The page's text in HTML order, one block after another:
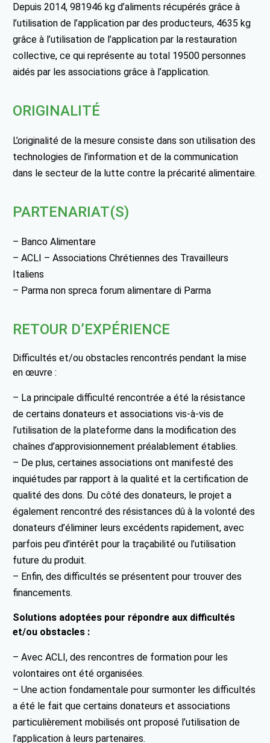
Depuis 2014, 981946 kg d’aliments récupérés grâce à
l’utilisation de l’application par des producteurs, 4635 kg
grâce à l’utilisation de l’application par la restauration
collective, ce qui représente au total 19500 personnes
aidés par les associations grâce à l’application.
ORIGINALITÉ
L’originalité de la mesure consiste dans son utilisation des
technologies de l’information et de la communication
dans le secteur de la lutte contre la précarité alimentaire.
PARTENARIAT(S)
– Banco Alimentare
– ACLI – Associations Chrétiennes des Travailleurs
Italiens
– Parma non spreca forum alimentare di Parma
RETOUR D’EXPÉRIENCE
Difficultés et/ou obstacles rencontrés pendant la mise
en œuvre :
– La principale difficulté rencontrée a été la résistance
de certains donateurs et associations vis-à-vis de
l’utilisation de la plateforme dans la modification des
chaînes d’approvisionnement préalablement établies.
– De plus, certaines associations ont manifesté des
inquiétudes par rapport à la qualité et la certification de
qualité des dons. Du côté des donateurs, le projet a
également rencontré des résistances dû à la volonté des
donateurs d’éliminer leurs excédents rapidement, avec
parfois peu d’intérêt pour la traçabilité ou l’utilisation
future du produit.
– Enfin, des difficultés se présentent pour trouver des
financements.
Solutions adoptées pour répondre aux difficultés
et/ou obstacles :
– Avec ACLI, des rencontres de formation pour les
volontaires ont été organisées.
– Une action fondamentale pour surmonter les difficultés
a été le fait que certains donateurs et associations
particulièrement mobilisés ont proposé l’utilisation de
l’application à leurs partenaires.